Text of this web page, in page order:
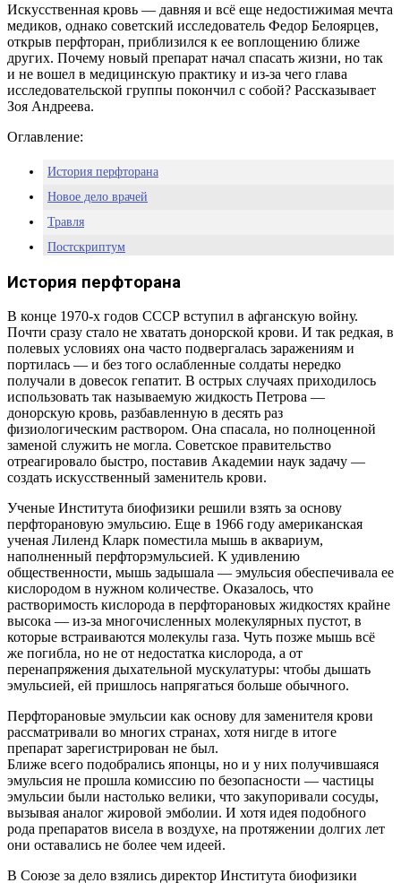
Искусственная кровь — давняя и всё еще недостижимая мечта
медиков, однако советский исследователь Федор Белоярцев,
открыв перфторан, приблизился к ее воплощению ближе
других. Почему новый препарат начал спасать жизни, но так
и не вошел в медицинскую практику и из-за чего глава
исследовательской группы покончил с собой? Рассказывает
Зоя Андреева.
Оглавление:
История перфторана
Новое дело врачей
Травля
Постскриптум
История перфторана
В конце 1970-х годов СССР вступил в афганскую войну.
Почти сразу стало не хватать донорской крови. И так редкая, в
полевых условиях она часто подвергалась заражениям и
портилась — и без того ослабленные солдаты нередко
получали в довесок гепатит. В острых случаях приходилось
использовать так называемую жидкость Петрова —
донорскую кровь, разбавленную в десять раз
физиологическим раствором. Она спасала, но полноценной
заменой служить не могла. Советское правительство
отреагировало быстро, поставив Академии наук задачу —
создать искусственный заменитель крови.
Ученые Института биофизики решили взять за основу
перфторановую эмульсию. Еще в 1966 году американская
ученая Лиленд Кларк поместила мышь в аквариум,
наполненный перфторэмульсией. К удивлению
общественности, мышь задышала — эмульсия обеспечивала ее
кислородом в нужном количестве. Оказалось, что
растворимость кислорода в перфторановых жидкостях крайне
высока — из-за многочисленных молекулярных пустот, в
которые встраиваются молекулы газа. Чуть позже мышь всё
же погибла, но не от недостатка кислорода, а от
перенапряжения дыхательной мускулатуры: чтобы дышать
эмульсией, ей пришлось напрягаться больше обычного.
Перфторановые эмульсии как основу для заменителя крови
рассматривали во многих странах, хотя нигде в итоге
препарат зарегистрирован не был.
Ближе всего подобрались японцы, но и у них получившаяся
эмульсия не прошла комиссию по безопасности — частицы
эмульсии были настолько велики, что закупоривали сосуды,
вызывая аналог жировой эмболии. И хотя идея подобного
рода препаратов висела в воздухе, на протяжении долгих лет
они оставались не более чем идеей.
В Союзе за дело взялись директор Института биофизики